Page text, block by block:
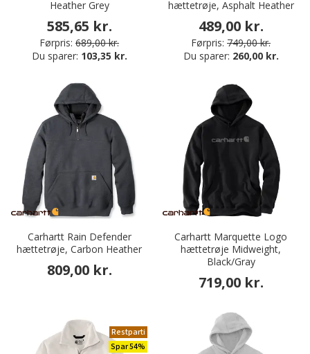
Heather Grey
585,65 kr.
Førpris: 689,00 kr.
Du sparer: 103,35 kr.
hættetrøje, Asphalt Heather
489,00 kr.
Førpris: 749,00 kr.
Du sparer: 260,00 kr.
Carhartt Rain Defender
hættetrøje, Carbon Heather
809,00 kr.
Carhartt Marquette Logo
hættetrøje Midweight,
Black/Gray
719,00 kr.
Restparti
Spar 54%